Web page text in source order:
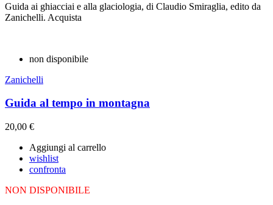
Guida ai ghiacciai e alla glaciologia, di Claudio Smiraglia, edito da
Zanichelli. Acquista
non disponibile
Zanichelli
Guida al tempo in montagna
20,00 €
Aggiungi al carrello
wishlist
confronta
NON DISPONIBILE